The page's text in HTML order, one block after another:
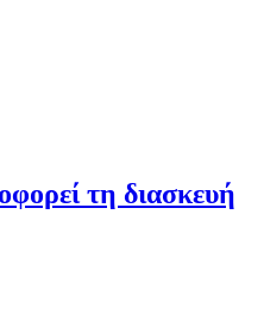
τη διασκευή